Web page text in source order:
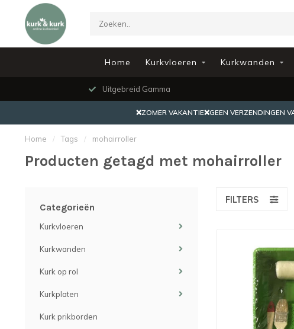
Home Kurkvloeren Kurkwanden
Uitgebreid Gamma
❌ZOMER VAKANTIE❌GEEN VERZENDINGEN
Home / Tags / mohairroller
Producten getagd met mohairroller
Categorieën
Kurkvloeren
Kurkwanden
Kurk op rol
Kurkplaten
Kurk prikborden
FILTERS